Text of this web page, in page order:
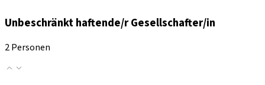
Unbeschränkt haftende/r Gesellschafter/in
2 Personen